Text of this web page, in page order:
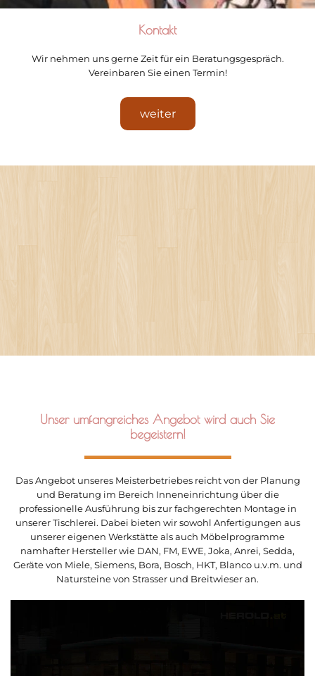
Kontakt
Wir nehmen uns gerne Zeit für ein Beratungsgespräch.
Vereinbaren Sie einen Termin!
weiter
Unser umfangreiches Angebot wird auch Sie
begeistern!
Das Angebot unseres Meisterbetriebes reicht von der Planung
und Beratung im Bereich Inneneinrichtung über die
professionelle Ausführung bis zur fachgerechten Montage in
unserer Tischlerei. Dabei bieten wir sowohl Anfertigungen aus
unserer eigenen Werkstätte als auch Möbelprogramme
namhafter Hersteller wie DAN, FM, EWE, Joka, Anrei, Sedda,
Geräte von Miele, Siemens, Bora, Bosch, HKT, Blanco u.v.m. und
Natursteine von Strasser und Breitwieser an.